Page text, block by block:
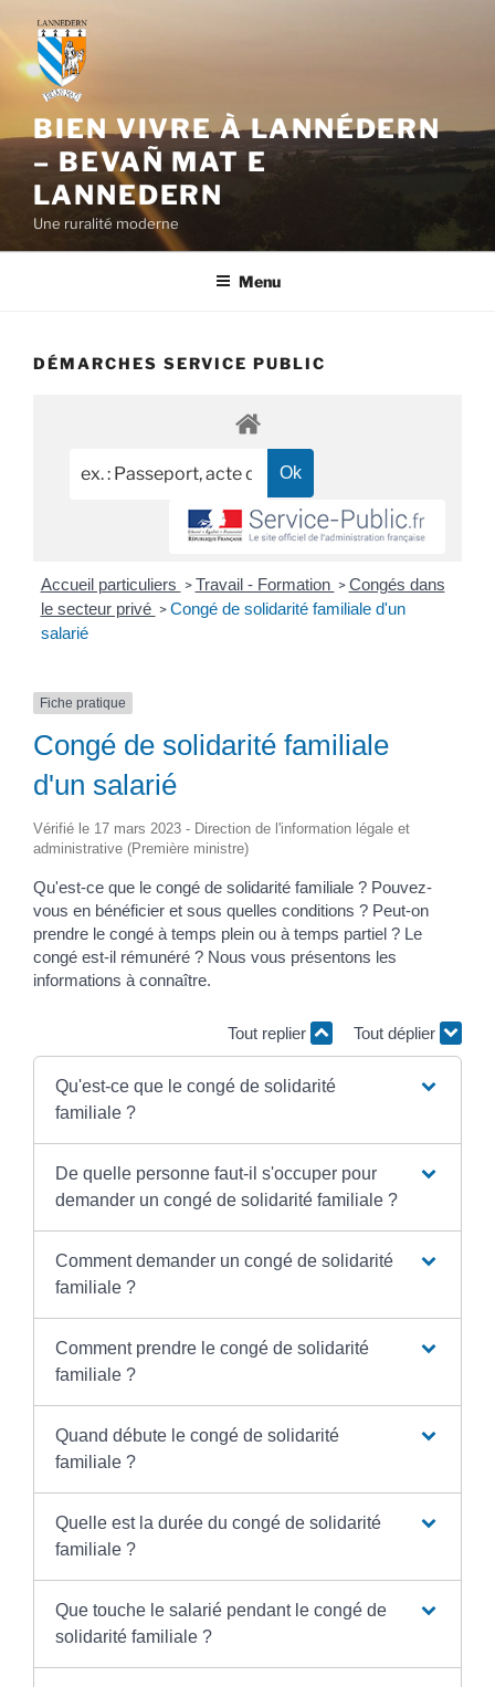
contenu
principal
BIEN VIVRE À LANNÉDERN
– BEVAÑ MAT E
LANNEDERN
Une ruralité moderne
Menu
DÉMARCHES SERVICE PUBLIC
Accueil particuliers > Travail - Formation > Congés dans
le secteur privé > Congé de solidarité familiale d'un
salarié
Fiche pratique
Congé de solidarité familiale
d'un salarié
Vérifié le 17 mars 2023 - Direction de l'information légale et
administrative (Première ministre)
Qu'est-ce que le congé de solidarité familiale ? Pouvez-
vous en bénéficier et sous quelles conditions ? Peut-on
prendre le congé à temps plein ou à temps partiel ? Le
congé est-il rémunéré ? Nous vous présentons les
informations à connaître.
Tout replier Tout déplier
Qu'est-ce que le congé de solidarité
familiale ?
De quelle personne faut-il s'occuper pour
demander un congé de solidarité familiale ?
Comment demander un congé de solidarité
familiale ?
Comment prendre le congé de solidarité
familiale ?
Quand débute le congé de solidarité
familiale ?
Quelle est la durée du congé de solidarité
familiale ?
Que touche le salarié pendant le congé de
solidarité familiale ?